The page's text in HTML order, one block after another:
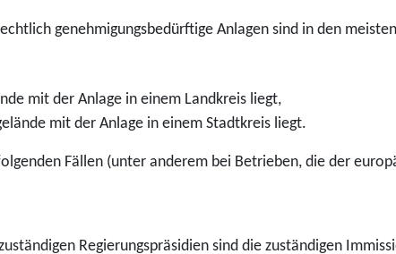
genehmigungsbedürftige Anlagen sind in den
mit der Anlage in einem Landkreis liegt,
mit der Anlage in einem Stadtkreis liegt.
Fällen (unter anderem bei Betrieben, die der
Regierungspräsidien sind die zuständigen